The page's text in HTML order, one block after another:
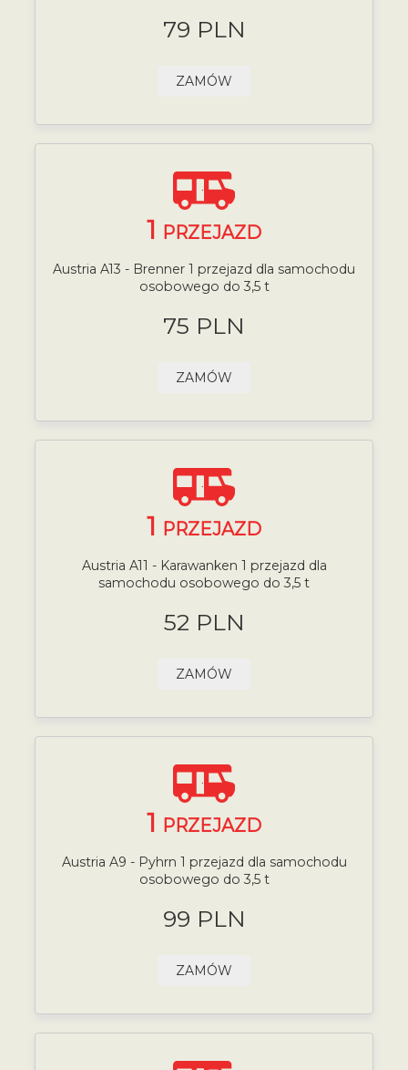
79 PLN
ZAMÓW
1 PRZEJAZD
Austria A13 - Brenner 1 przejazd dla samochodu
osobowego do 3,5 t
75 PLN
ZAMÓW
1 PRZEJAZD
Austria A11 - Karawanken 1 przejazd dla
samochodu osobowego do 3,5 t
52 PLN
ZAMÓW
1 PRZEJAZD
Austria A9 - Pyhrn 1 przejazd dla samochodu
osobowego do 3,5 t
99 PLN
ZAMÓW